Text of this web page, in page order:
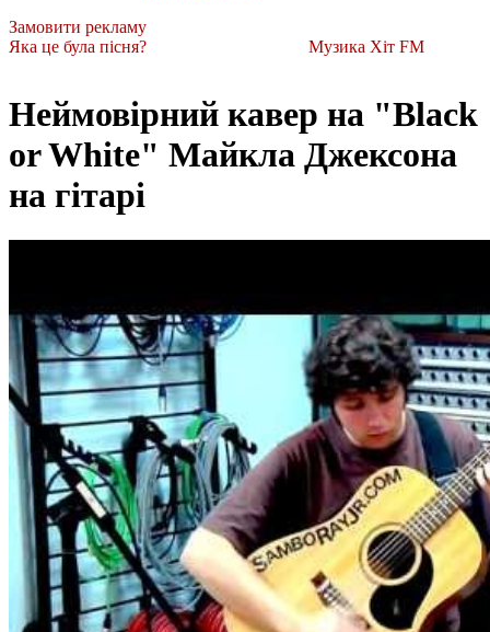
Замовити рекламу
Яка це була пісня?
Музика Хіт FM
Неймовірний кавер на "Black
or White" Майкла Джексона
на гітарі